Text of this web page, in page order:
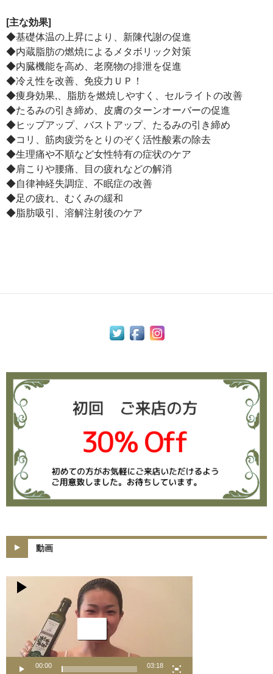
[主な効果]
◆基礎体温の上昇により、新陳代謝の促進
◆内蔵脂肪の燃焼によるメタボリック対策
◆内臓機能を高め、老廃物の排泄を促進
◆冷え性を改善、免疫力ＵＰ！
◆痩身効果,、脂肪を燃焼しやすく、セルライトの改善
◆たるみの引き締め、皮膚のターンオーバーの促進
◆ヒップアップ、バストアップ、たるみの引き締め
◆コリ、筋肉疲労をとりのぞく活性酸素の除去
◆生理痛や不順など女性特有の症状のケア
◆肩こりや腰痛、目の疲れなどの解消
◆自律神経失調症、不眠症の改善
◆足の疲れ、むくみの緩和
◆脂肪吸引、溶解注射後のケア
動画
00:00 03:18